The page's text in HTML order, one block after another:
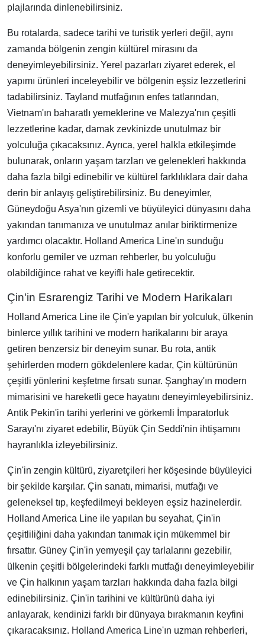
plajlarında dinlenebilirsiniz.
Bu rotalarda, sadece tarihi ve turistik yerleri değil, aynı
zamanda bölgenin zengin kültürel mirasını da
deneyimleyebilirsiniz. Yerel pazarları ziyaret ederek, el
yapımı ürünleri inceleyebilir ve bölgenin eşsiz lezzetlerini
tadabilirsiniz. Tayland mutfağının enfes tatlarından,
Vietnam'ın baharatlı yemeklerine ve Malezya'nın çeşitli
lezzetlerine kadar, damak zevkinizde unutulmaz bir
yolculuğa çıkacaksınız. Ayrıca, yerel halkla etkileşimde
bulunarak, onların yaşam tarzları ve gelenekleri hakkında
daha fazla bilgi edinebilir ve kültürel farklılıklara dair daha
derin bir anlayış geliştirebilirsiniz. Bu deneyimler,
Güneydoğu Asya'nın gizemli ve büyüleyici dünyasını daha
yakından tanımanıza ve unutulmaz anılar biriktirmenize
yardımcı olacaktır. Holland America Line'ın sunduğu
konforlu gemiler ve uzman rehberler, bu yolculuğu
olabildiğince rahat ve keyifli hale getirecektir.
Çin'in Esrarengiz Tarihi ve Modern Harikaları
Holland America Line ile Çin'e yapılan bir yolculuk, ülkenin
binlerce yıllık tarihini ve modern harikalarını bir araya
getiren benzersiz bir deneyim sunar. Bu rota, antik
şehirlerden modern gökdelenlere kadar, Çin kültürünün
çeşitli yönlerini keşfetme fırsatı sunar. Şanghay'ın modern
mimarisini ve hareketli gece hayatını deneyimleyebilirsiniz.
Antik Pekin'in tarihi yerlerini ve görkemli İmparatorluk
Sarayı'nı ziyaret edebilir, Büyük Çin Seddi'nin ihtişamını
hayranlıkla izleyebilirsiniz.
Çin'in zengin kültürü, ziyaretçileri her köşesinde büyüleyici
bir şekilde karşılar. Çin sanatı, mimarisi, mutfağı ve
geleneksel tıp, keşfedilmeyi bekleyen eşsiz hazinelerdir.
Holland America Line ile yapılan bu seyahat, Çin'in
çeşitliliğini daha yakından tanımak için mükemmel bir
fırsattır. Güney Çin'in yemyeşil çay tarlalarını gezebilir,
ülkenin çeşitli bölgelerindeki farklı mutfağı deneyimleyebilir
ve Çin halkının yaşam tarzları hakkında daha fazla bilgi
edinebilirsiniz. Çin'in tarihini ve kültürünü daha iyi
anlayarak, kendinizi farklı bir dünyaya bırakmanın keyfini
çıkaracaksınız. Holland America Line'ın uzman rehberleri,